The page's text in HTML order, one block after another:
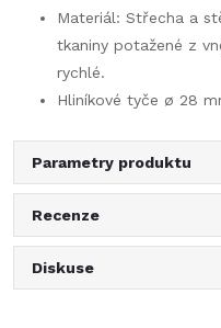
Materiál: Střecha a
tkaniny potažené z
rychlé.
Hliníkové tyče ø 28
Parametry produktu
Recenze
Diskuse